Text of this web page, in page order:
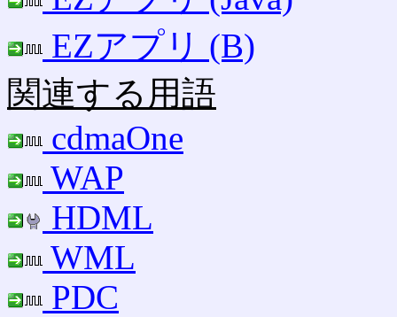
EZアプリ (B)
関連する用語
cdmaOne
WAP
HDML
WML
PDC